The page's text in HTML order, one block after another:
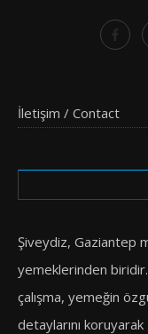
İletişim / Contact
Şiveydiz, Gaziantep
yemeklerinden biridir.
çalışma, yemeğin
detaylarını